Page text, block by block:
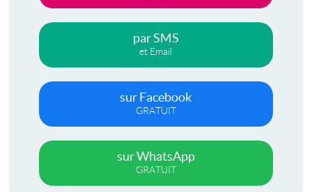
par SMS
et Email
sur Facebook
GRATUIT
sur WhatsApp
GRATUIT